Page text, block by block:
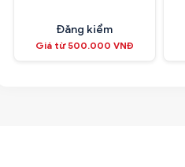
Đăng kiểm
Giá từ 500.000 VNĐ